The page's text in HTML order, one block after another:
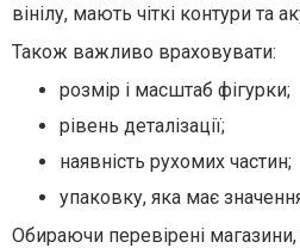
вінілу, мають чіткі контури та
Також важливо враховувати:
розмір і масштаб фігурки;
рівень деталізації;
наявність рухомих частин;
упаковку, яка має
Обираючи перевірені магазини,